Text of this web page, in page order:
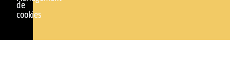
de
cookies